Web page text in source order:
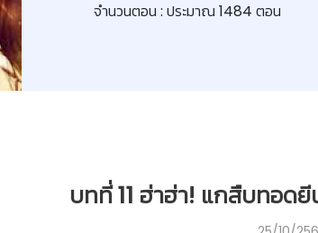
จำนวนตอน : ประมาณ 1484 ตอน
บทที่ 11 ฮ่าฮ่า! แกสืบทอด